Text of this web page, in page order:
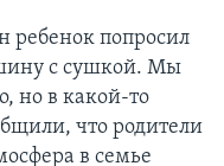
ребенок попросил
с сушкой. Мы
но в какой-то
что родители
в семье